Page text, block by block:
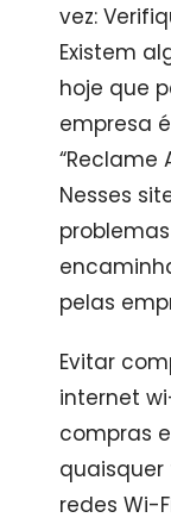
vez:
Existem
hoje que
empresa
“Reclame
Nesses
pelas
Evitar
internet
compras
quaisquer
redes Wi-